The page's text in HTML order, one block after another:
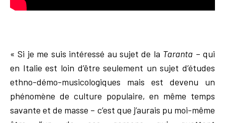
« Si je me suis intéressé au sujet de la Taranta – qui
en Italie est loin d’être seulement un sujet d’études
ethno-démo-musicologiques mais est devenu un
phénomène de culture populaire, en même temps
savante et de masse – c’est que j’aurais pu moi-même